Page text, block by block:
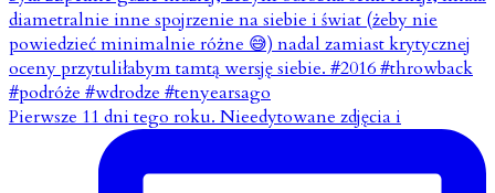
Pierwsze 11 dni tego roku. Nieedytowane zdjęcia i